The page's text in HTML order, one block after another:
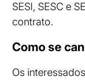
SESI, SESC e
contrato.
Como se
Os